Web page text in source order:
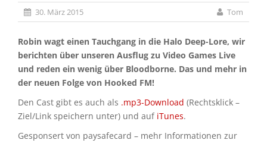
30. März 2015 Tom
Robin wagt einen Tauchgang in die Halo Deep-Lore, wir
berichten über unseren Ausflug zu Video Games Live
und reden ein wenig über Bloodborne. Das und mehr in
der neuen Folge von Hooked FM!
Den Cast gibt es auch als .mp3-Download (Rechtsklick –
Ziel/Link speichern unter) und auf iTunes.
Gesponsert von paysafecard – mehr Informationen zur